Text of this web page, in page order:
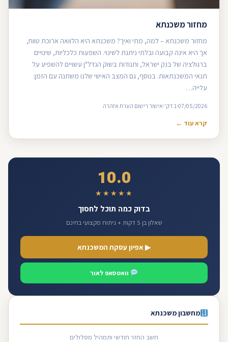
מחזור משכנתא
מחזור משכנתא – למה, מתי ואיך? משכנתא היא הלוואה ארוכת טווח,
אך היא אינה קבועה ובלתי ניתנת לשינוי. השפעות כלכליות, שינויים
ברגולציה של בנק ישראל, ותנודות בשוק הנדל"ן עשויים להשפיע על
תנאי המשכנתאות. בנוסף, גם המצב האישי שלנו משתנה עם הזמן:
עלייה…
07/05/2026 1 דק' אישור רישום הערת אזהרה
קרא עוד ←
10.0
★★★★★
בדוק כמה תוכל לחסוך
שאלון בן 5 דקות + ניתוח מקצועי בחינם
▶ אפיון עסקת המשכנתא
וואטסאפ לאור
מחשבון משכנתא
חשב החזר חודשי ותמהיל מסלולים